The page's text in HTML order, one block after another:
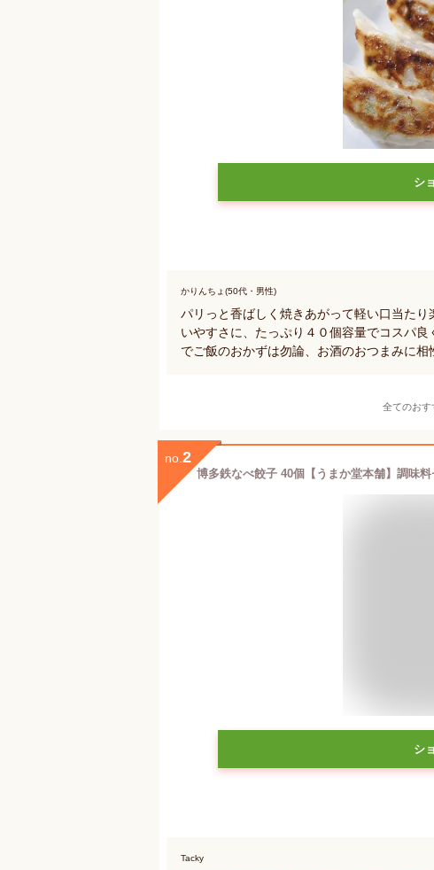
シ
かりんちょ(50代・男性)
パリっと香ばしく焼きあがって軽い口当た
いやすさに、たっぷり４０個容量でコスパ
でご飯のおかずは勿論、お酒のおつまみに相
全てのおす
no. 2
シ
Tacky